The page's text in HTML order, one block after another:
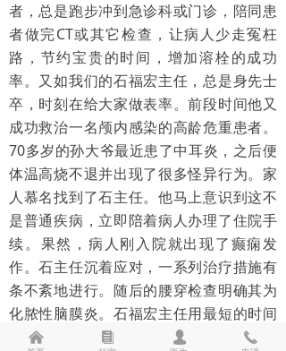
疼痛科
内分泌科
中医内科
皮肤科
风湿科
超声诊断
临床检验
病理科
者，总是跑步冲到急诊科或门诊，陪同患
者做完CT或其它检查，让病人少走冤枉
路，节约宝贵的时间，增加溶栓的成功
率。又如我们的石福宏主任，总是身先士
卒，时刻在给大家做表率。前段时间他又
成功救治一名颅内感染的高龄危重患者。
70多岁的孙大爷最近患了中耳炎，之后便
体温高烧不退并出现了很多怪异行为。家
人慕名找到了石主任。他马上意识到这不
是普通疾病，立即陪着病人办理了住院手
续。果然，病人刚入院就出现了癫痫发
作。石主任沉着应对，一系列治疗措施有
条不紊地进行。随后的腰穿检查明确其为
化脓性脑膜炎。石福宏主任用最短的时间
确定了病因，找到了治疗方向。经过大家
낀 뀴 넙 끅